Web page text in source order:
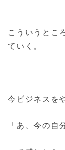
こういうとこ
ていく。
今ビジネスを
「あ、今の自